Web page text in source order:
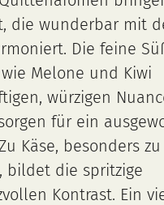
die wunderbar mit
Die feine
Melone und Kiwi
würzigen
für ein
Käse, besonders
bildet die spritzige
Kontrast. Ein